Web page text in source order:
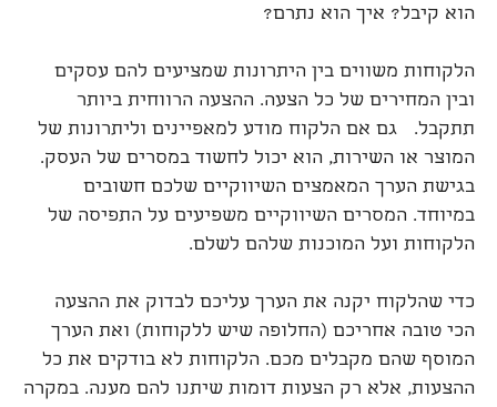
הוא קיבל? איך הוא נתרם?
הלקוחות משווים בין היתרונות שמציעים להם עסקים
ובין המחירים של כל הצעה. ההצעה הרווחית ביותר
תתקבל. גם אם הלקוח מודע למאפיינים וליתרונות של
המוצר או השירות, הוא יכול לחשוד במסרים של העסק.
בגישת הערך המאמצים השיווקיים שלכם חשובים
במיוחד. המסרים השיווקיים משפיעים על התפיסה של
הלקוחות ועל המוכנות שלהם לשלם.
כדי שהלקוח יקנה את הערך עליכם לבדוק את ההצעה
הכי טובה אחריכם (החלופה שיש ללקוחות) ואת הערך
המוסף שהם מקבלים מכם. הלקוחות לא בודקים את כל
ההצעות, אלא רק הצעות דומות שיתנו להם מענה. במקרה